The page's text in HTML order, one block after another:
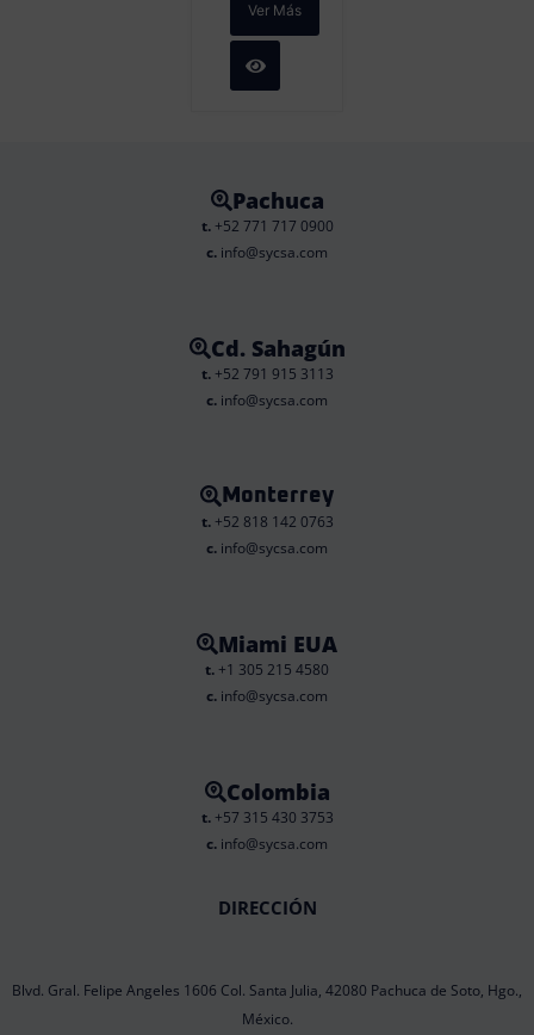
Ver Más
Pachuca
t.+52 771 717 0900
c. info@sycsa.com
Cd. Sahagún
t.+52 791 915 3113
c. info@sycsa.com
Monterrey
t.+52 818 142 0763
c. info@sycsa.com
Miami EUA
t. +1 305 215 4580
c. info@sycsa.com
Colombia
t.+57 315 430 3753
c. info@sycsa.com
DIRECCIÓN
Blvd. Gral. Felipe Angeles 1606 Col. Santa Julia, 42080 Pachuca de Soto, Hgo.,
México.